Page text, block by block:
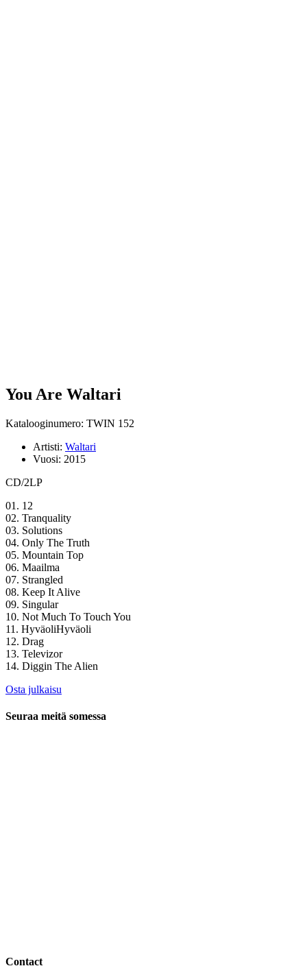
You Are Waltari
Katalooginumero: TWIN 152
Artisti: Waltari
Vuosi: 2015
CD/2LP
01. 12
02. Tranquality
03. Solutions
04. Only The Truth
05. Mountain Top
06. Maailma
07. Strangled
08. Keep It Alive
09. Singular
10. Not Much To Touch You
11. HyväoliHyväoli
12. Drag
13. Televizor
14. Diggin The Alien
Osta julkaisu
Seuraa meitä somessa
Contact